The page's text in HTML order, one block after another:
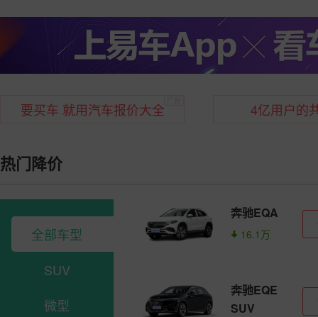
要买车 就用汽车报价大全 4亿用户的
热门降价
全部车型
SUV
微型
奔驰EQA
16.1万
奔驰EQE
SUV